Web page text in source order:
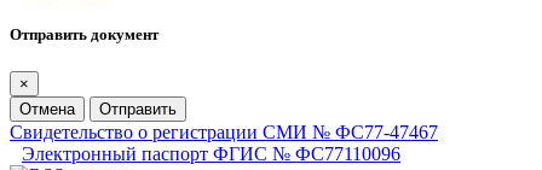
Отправить документ
×
Отмена
Отправить
Свидетельство о регистрации СМИ № ФС77-47467
Электронный паспорт ФГИС № ФС77110096